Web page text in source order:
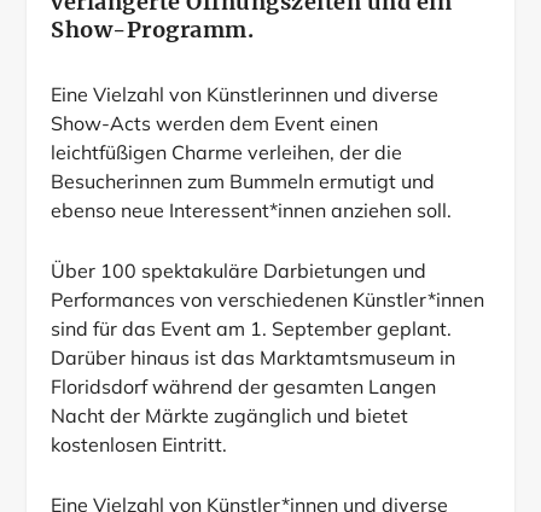
Show-Programm.
Eine Vielzahl von Künstlerinnen und diverse
Show-Acts werden dem Event einen
leichtfüßigen Charme verleihen, der die
Besucherinnen zum Bummeln ermutigt und
ebenso neue Interessent*innen anziehen soll.
Über 100 spektakuläre Darbietungen und
Performances von verschiedenen Künstler*innen
sind für das Event am 1. September geplant.
Darüber hinaus ist das Marktamtsmuseum in
Floridsdorf während der gesamten Langen
Nacht der Märkte zugänglich und bietet
kostenlosen Eintritt.
Eine Vielzahl von Künstler*innen und diverse